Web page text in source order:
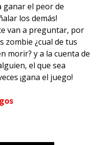
ganar el peor de
los demás!
van a preguntar, por
zombie ¿cual de tus
morir? y a la cuenta de
el que sea
¡gana el juego!